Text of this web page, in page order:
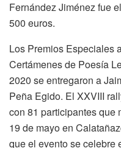
Fernández Jiménez fue
500 euros.
Los Premios Especiales
Certámenes de Poesía
2020 se entregaron a
Peña Egido. El XXVIII
con 81 participantes que
19 de mayo en
que el evento se celebre